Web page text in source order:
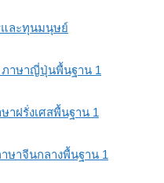
และทุนมนุษย์
: ภาษาญี่ปุ่นพื้นฐาน 1
ษาฝรั่งเศสพื้นฐาน 1
าษาจีนกลางพื้นฐาน 1